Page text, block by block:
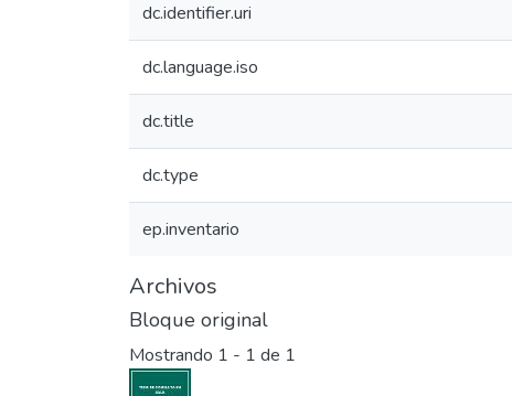
dc.identifier.uri
dc.language.iso
dc.title
dc.type
ep.inventario
Archivos
Bloque original
Mostrando 1 - 1 de 1